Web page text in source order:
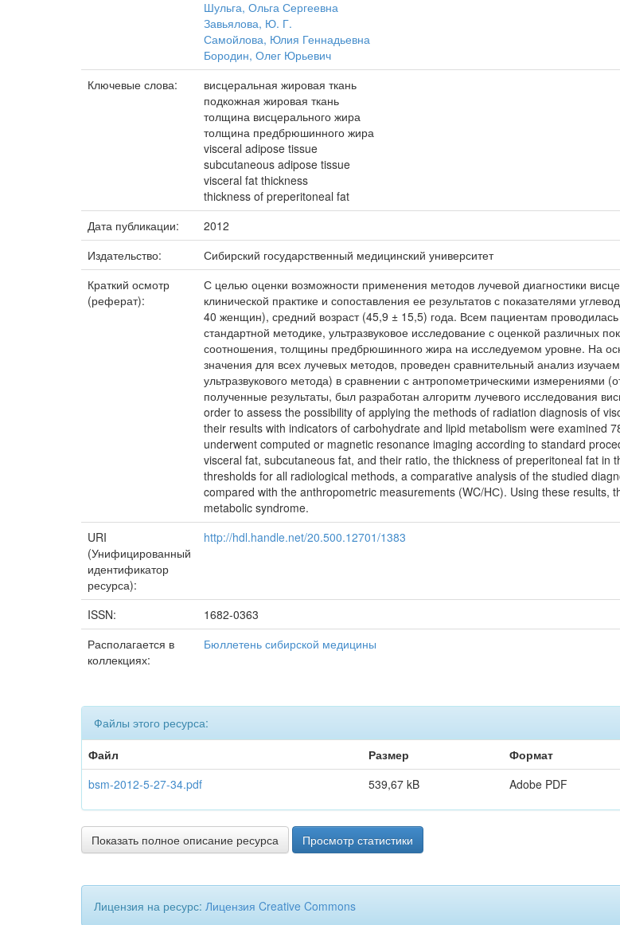
Шульга, Ольга Сергеевна
Завьялова, Ю. Г.
Самойлова, Юлия Геннадьевна
Бородин, Олег Юрьевич
Ключевые слова:
висцеральная жировая ткань
подкожная жировая ткань
толщина висцерального жира
толщина предбрюшинного жира
visceral adipose tissue
subcutaneous adipose tissue
visceral fat thickness
thickness of preperitoneal fat
Дата публикации:
2012
Издательство:
Сибирский государственный медицинский университет
Краткий осмотр
(реферат):
С целью оценки возможности применения методов лучевой диагностики
клинической практике и сопоставления ее результатов с показателями
40 женщин), средний возраст (45,9 ± 15,5) года. Всем пациентам
стандартной методике, ультразвуковое исследование с оценкой различных
соотношения, толщины предбрюшинного жира на исследуемом уровне. На
значения для всех лучевых методов, проведен сравнительный анализ
ультразвукового метода) в сравнении с антропометрическими измерениями
полученные результаты, был разработан алгоритм лучевого исследования
order to assess the possibility of applying the methods of radiation diagnosis of
their results with indicators of carbohydrate and lipid metabolism were examined
underwent computed or magnetic resonance imaging according to standard
visceral fat, subcutaneous fat, and their ratio, the thickness of preperitoneal fat
thresholds for all radiological methods, a comparative analysis of the studied
compared with the anthropometric measurements (WC/HС). Using these results,
metabolic syndrome.
URI
(Унифицированный
идентификатор
ресурса):
http://hdl.handle.net/20.500.12701/1383
ISSN:
1682-0363
Располагается в
коллекциях:
Бюллетень сибирской медицины
Файлы этого ресурса:
Файл
Размер
Формат
bsm-2012-5-27-34.pdf
539,67 kB Adobe PDF
Показать полное описание ресурса Просмотр статистики
Лицензия на ресурс: Лицензия Creative Commons